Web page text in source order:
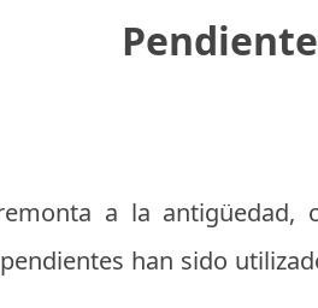
a la antigüedad,
han sido